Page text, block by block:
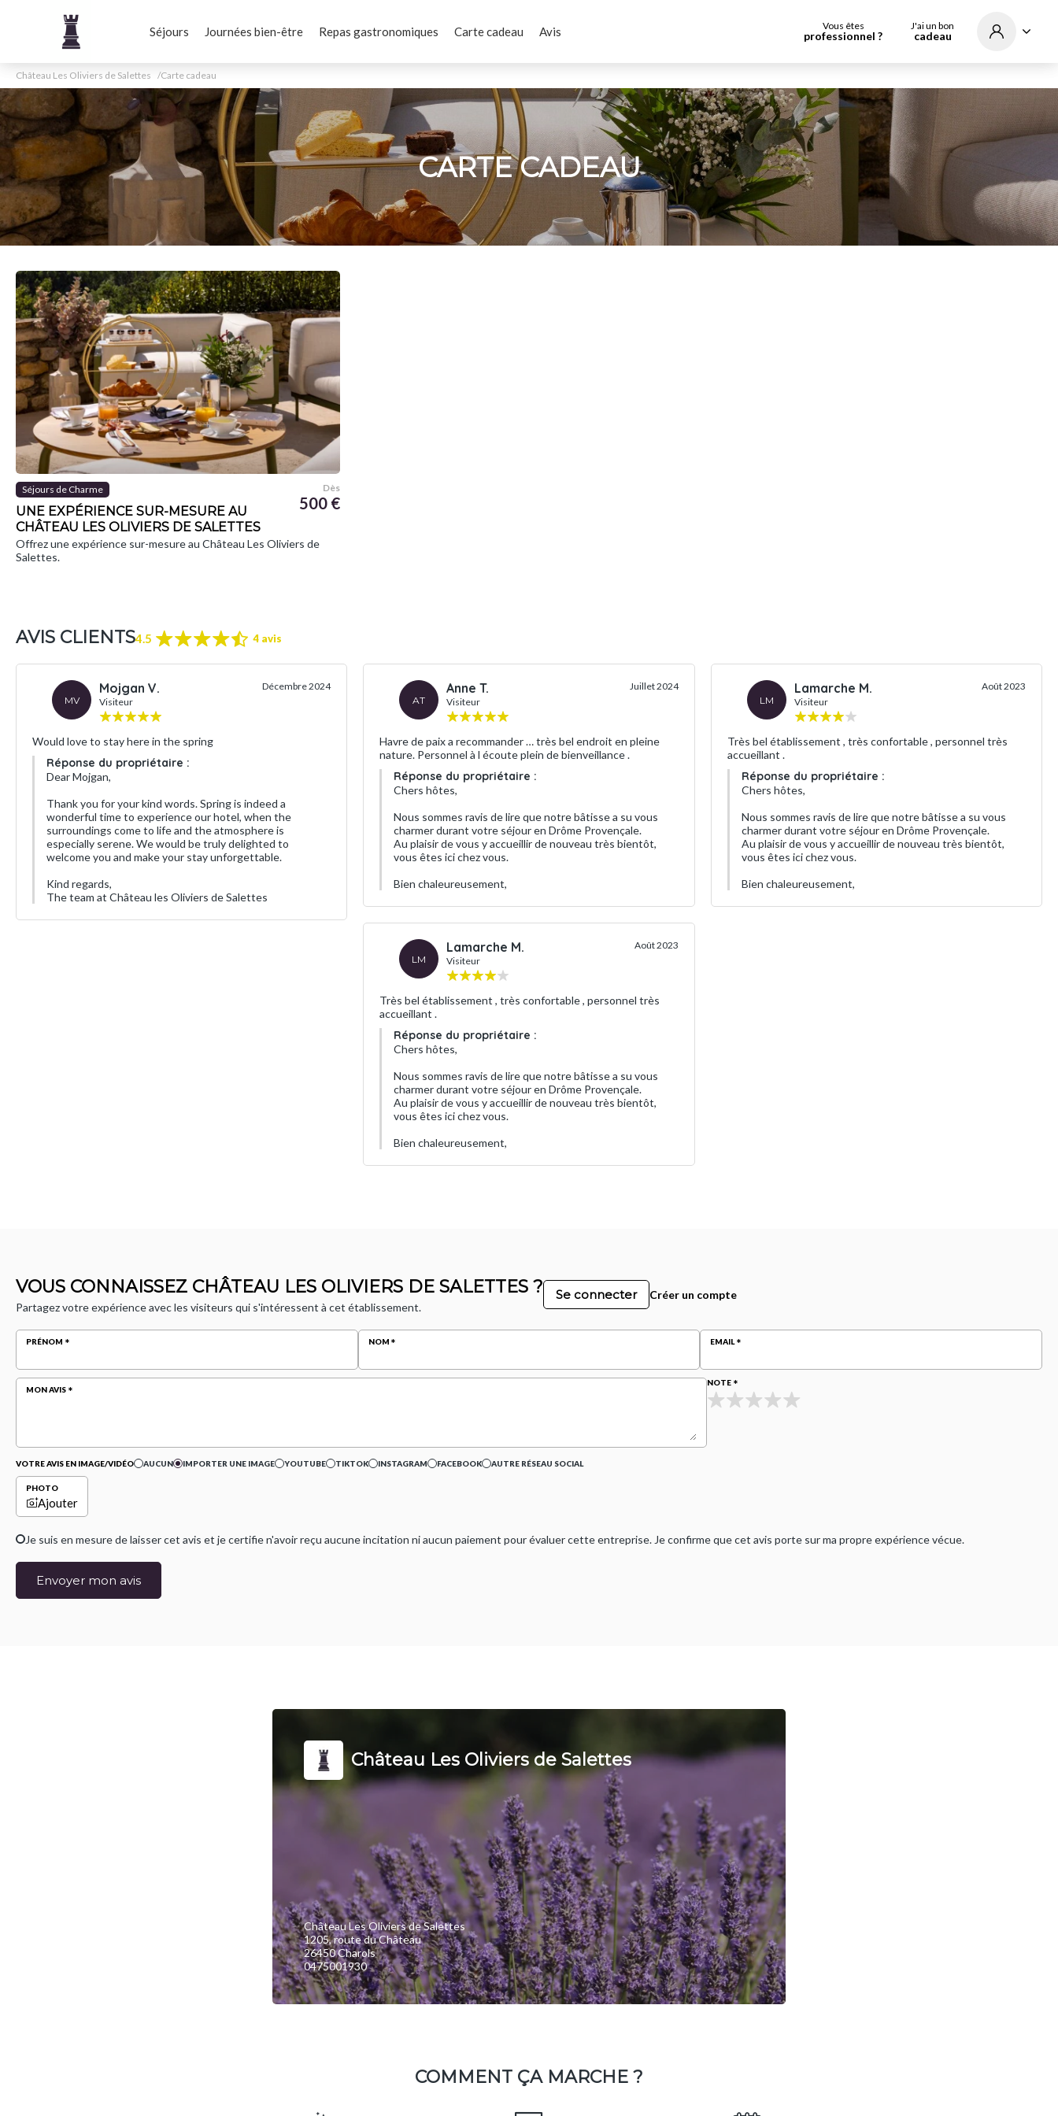
Séjours Journées bien-être Repas gastronomiques Carte cadeau Avis Vous êtes
professionnel ?
J'ai un bon
cadeau
Château Les Oliviers de Salettes Carte cadeau
CARTE CADEAU
Séjours de Charme
UNE EXPÉRIENCE SUR-MESURE AU
CHÂTEAU LES OLIVIERS DE SALETTES
Dès
500 €
Offrez une expérience sur-mesure au Château Les Oliviers de
Salettes.
AVIS CLIENTS4.5 4 avis
MV
Mojgan V.
Visiteur
Décembre 2024
Would love to stay here in the spring
Réponse du propriétaire :
Dear Mojgan,
Thank you for your kind words. Spring is indeed a
wonderful time to experience our hotel, when the
surroundings come to life and the atmosphere is
especially serene. We would be truly delighted to
welcome you and make your stay unforgettable.
Kind regards,
The team at Château les Oliviers de Salettes
AT
Anne T.
Visiteur
Juillet 2024
Havre de paix a recommander … très bel endroit en pleine
nature. Personnel à l écoute plein de bienveillance .
Réponse du propriétaire :
Chers hôtes,
Nous sommes ravis de lire que notre bâtisse a su vous
charmer durant votre séjour en Drôme Provençale.
Au plaisir de vous y accueillir de nouveau très bientôt,
vous êtes ici chez vous.
Bien chaleureusement,
LM
Lamarche M.
Visiteur
Août 2023
Très bel établissement , très confortable , personnel très
accueillant .
Réponse du propriétaire :
Chers hôtes,
Nous sommes ravis de lire que notre bâtisse a su vous
charmer durant votre séjour en Drôme Provençale.
Au plaisir de vous y accueillir de nouveau très bientôt,
vous êtes ici chez vous.
Bien chaleureusement,
LM
Lamarche M.
Visiteur
Août 2023
Très bel établissement , très confortable , personnel très
accueillant .
Réponse du propriétaire :
Chers hôtes,
Nous sommes ravis de lire que notre bâtisse a su vous
charmer durant votre séjour en Drôme Provençale.
Au plaisir de vous y accueillir de nouveau très bientôt,
vous êtes ici chez vous.
Bien chaleureusement,
VOUS CONNAISSEZ CHÂTEAU LES OLIVIERS DE SALETTES ?
Partagez votre expérience avec les visiteurs qui s'intéressent à cet établissement.
Se connecter Créer un compte
PRÉNOM NOM EMAIL
MON AVIS
NOTE
VOTRE AVIS EN IMAGE/VIDÉO AUCUN IMPORTER UNE IMAGE YOUTUBE TIKTOK INSTAGRAM FACEBOOK AUTRE RÉSEAU SOCIAL
PHOTO
Ajouter
Je suis en mesure de laisser cet avis et je certifie n'avoir reçu aucune incitation ni aucun paiement pour évaluer cette entreprise. Je confirme que cet avis porte sur ma propre expérience vécue.
Envoyer mon avis
Château Les Oliviers de Salettes
Château Les Oliviers de Salettes
1205, route du Château
26450 Charols
0475001930
COMMENT ÇA MARCHE ?